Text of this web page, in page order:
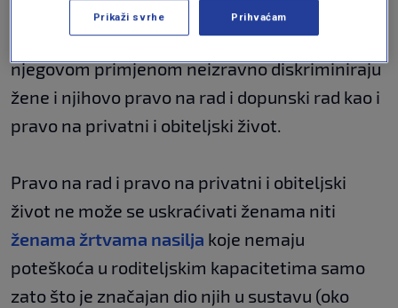
ovog stavka na žene s maloljetnom djecom i
žene žrtve nasilja s maloljetnom djecom jer se
njegovom primjenom neizravno diskriminiraju
žene i njihovo pravo na rad i dopunski rad kao i
pravo na privatni i obiteljski život.
Pravo na rad i pravo na privatni i obiteljski
život ne može se uskraćivati ženama niti
ženama žrtvama nasilja koje nemaju
poteškoća u roditeljskim kapacitetima samo
zato što je značajan dio njih u sustavu (oko
Prikaži svrhe Prihvaćam